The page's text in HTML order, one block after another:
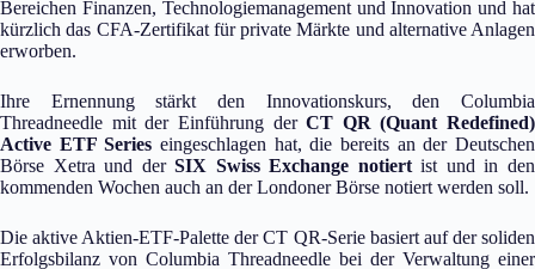
Bereichen Finanzen, Technologiemanagement und Innovation und hat
kürzlich das CFA-Zertifikat für private Märkte und alternative Anlagen
erworben.
Ihre Ernennung stärkt den Innovationskurs, den Columbia
Threadneedle mit der Einführung derCT QR (Quant Redefined)
Active ETF Series eingeschlagen hat, die bereits an der Deutschen
Börse Xetra und derSIX Swiss Exchange notiertist und in den
kommenden Wochen auch an der Londoner Börse notiert werden soll.
Die aktive Aktien-ETF-Palette der CT QR-Serie basiert auf der soliden
Erfolgsbilanz von Columbia Threadneedle bei der Verwaltung einer